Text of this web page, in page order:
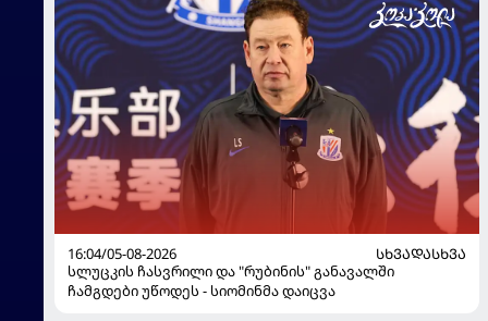
16:04/05-08-2026
ᲡᲮᲕᲐᲓᲐᲡᲮᲕᲐ
სლუცკის ჩასვრილი და "რუბინის" განავალში
ჩამგდები უწოდეს - სიომინმა დაიცვა